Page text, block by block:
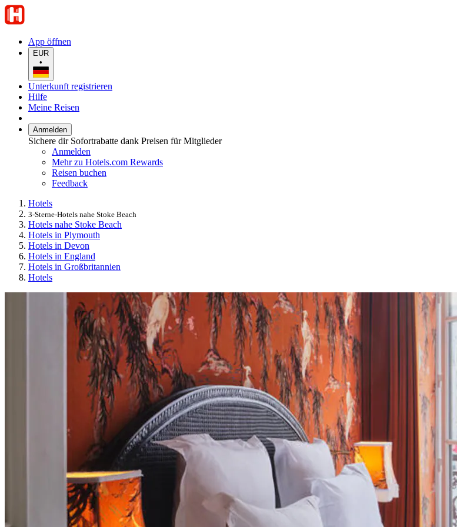
App öffnen
EUR
•
Unterkunft registrieren
Hilfe
Meine Reisen
Anmelden
Sichere dir Sofortrabatte dank Preisen für Mitglieder
Anmelden
Mehr zu Hotels.com Rewards
Reisen buchen
Feedback
Hotels
3-Sterne-Hotels nahe Stoke Beach
Hotels nahe Stoke Beach
Hotels in Plymouth
Hotels in Devon
Hotels in England
Hotels in Großbritannien
Hotels